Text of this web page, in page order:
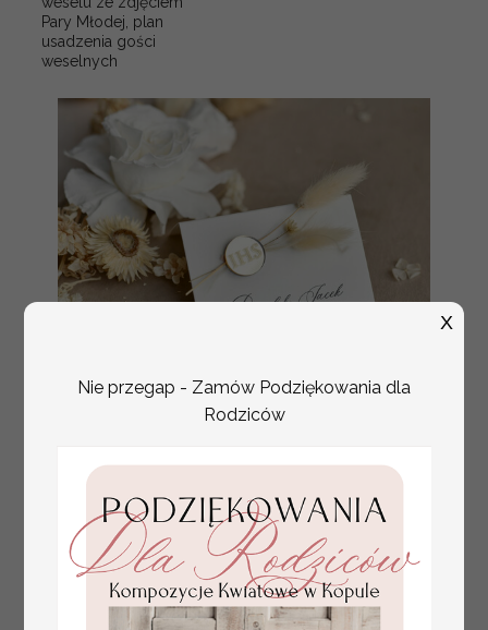
Pary Młodej, plan
usadzenia gości
weselnych
winietki z naturalnym kłosem
Nie przegap - Zamów Podziękowania dla
Rodziców
X